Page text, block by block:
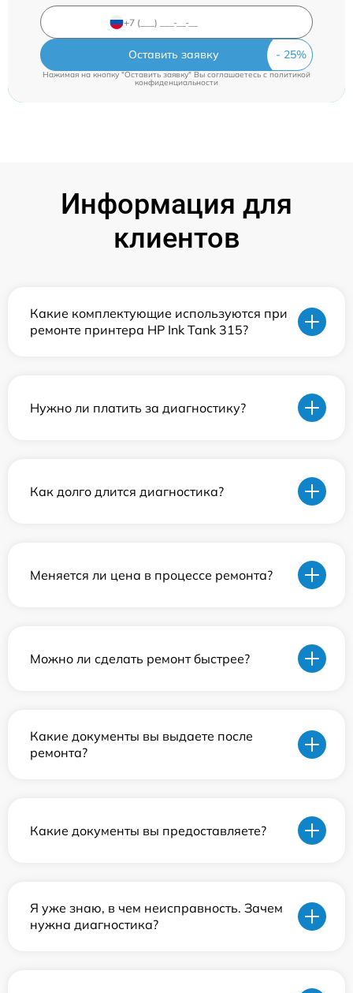
Оставить заявку
Нажимая на кнопку "Оставить заявку" Вы соглашаетесь c политикой
конфиденциальности
Информация для
клиентов
Какие комплектующие используются при
ремонте принтера HP Ink Tank 315?
Нужно ли платить за диагностику?
Как долго длится диагностика?
Меняется ли цена в процессе ремонта?
Можно ли сделать ремонт быстрее?
Какие документы вы выдаете после
ремонта?
Какие документы вы предоставляете?
Я уже знаю, в чем неисправность. Зачем
нужна диагностика?